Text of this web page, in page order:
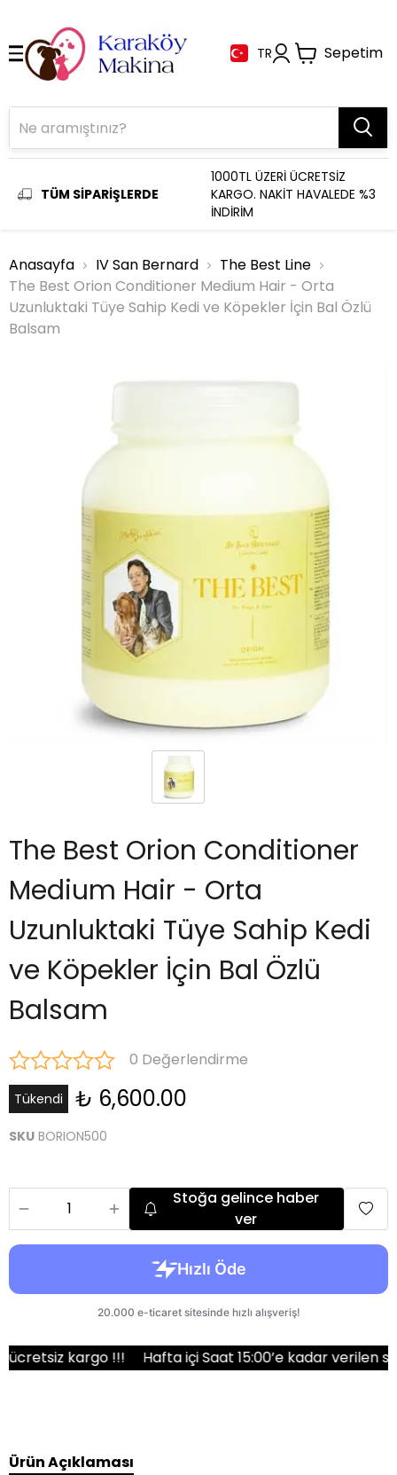
TR Sepetim
TÜM SİPARİŞLERDE
1000TL ÜZERİ ÜCRETSİZ
KARGO. NAKİT HAVALEDE %3
İNDİRİM
Anasayfa IV San Bernard
The Best Line
The Best Orion Conditioner Medium Hair - Orta
Uzunluktaki Tüye Sahip Kedi ve Köpekler İçin Bal Özlü
Balsam
The Best Orion Conditioner
Medium Hair - Orta
Uzunluktaki Tüye Sahip Kedi
ve Köpekler İçin Bal Özlü
Balsam
0 Değerlendirme
Tükendi ₺ 6,600.00
SKU BORION500
Stoğa gelince haber
ver
kargo !!! Hafta içi Saat 15:00’e kadar verilen
Ürün Açıklaması